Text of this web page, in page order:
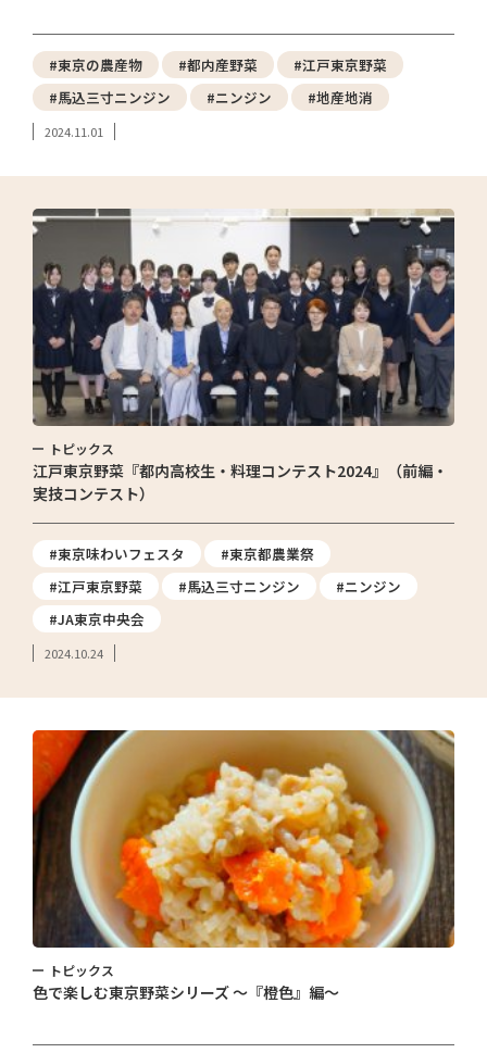
#東京の農産物 #都内産野菜
#江戸東京野菜
#馬込三寸ニンジン
#ニンジン #地産地消
2024.11.01
トピックス
江戸東京野菜『都内高校生・料理コンテスト2024』（前編・
実技コンテスト）
#東京味わいフェスタ
#東京都農業祭
#江戸東京野菜
#馬込三寸ニンジン
#ニンジン
#JA東京中央会
2024.10.24
トピックス
色で楽しむ東京野菜シリーズ ～『橙色』編～